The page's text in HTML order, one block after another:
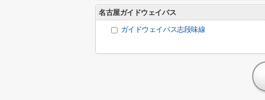
名古屋ガイドウェイバス
ガイドウェイバス志段味線